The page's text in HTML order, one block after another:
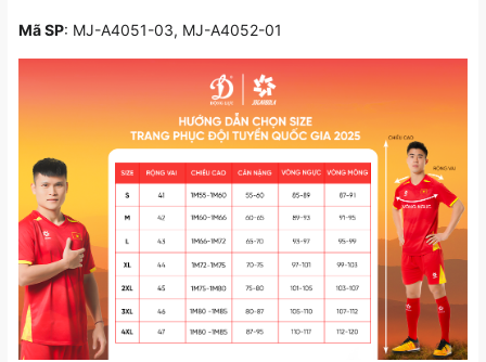
Mã SP: MJ-A4051-03, MJ-A4052-01